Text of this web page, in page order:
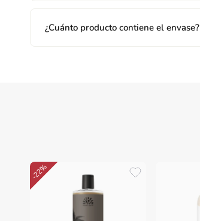
¿Cuánto producto contiene el envase?
-22%